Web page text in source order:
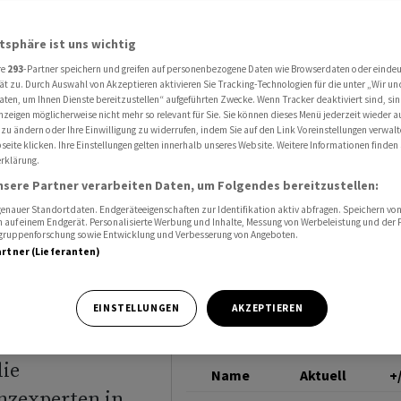
um Vortagesschluss
Name Aktuell
ist uns wichtig
293-Partner speichern und greifen auf personenbezogene Daten wie Browserdaten oder
zu. Durch Auswahl von Akzeptieren aktivieren Sie Tracking-Technologien für die unter „Wir
um Ihnen Dienste bereitzustellen“ aufgeführten Zwecke. Wenn Tracker deaktiviert sind,
möglicherweise nicht mehr so relevant für Sie. Sie können dieses Menü jederzeit wieder
ändern oder Ihre Einwilligung zu widerrufen, indem Sie auf den Link Voreinstellungen
klicken. Ihre Einstellungen gelten innerhalb unseres Website. Weitere Informationen finden
Partner verarbeiten Daten, um Folgendes bereitzustellen:
Standortdaten. Endgeräteeigenschaften zur Identifikation aktiv abfragen. Speichern
einem Endgerät. Personalisierte Werbung und Inhalte, Messung von Werbeleistung und der
sowie Entwicklung und Verbesserung von Angeboten.
(Lieferanten)
EINSTELLUNGEN AKZEPTIEREN